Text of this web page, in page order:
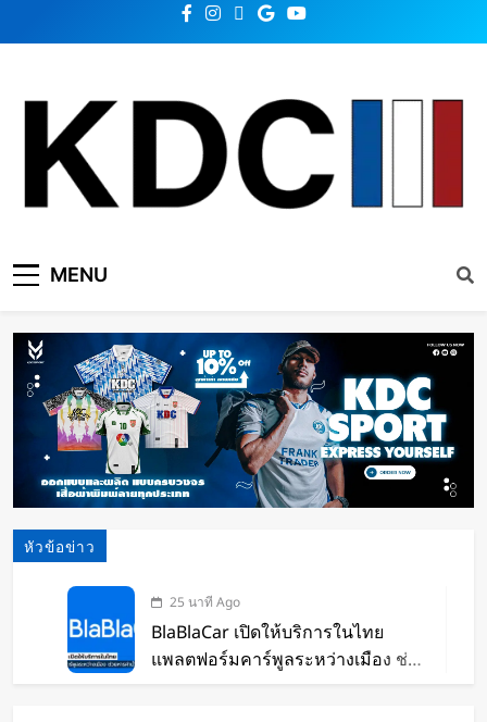
KDC SOLUTION | เคดีซี
โซลูชั่น
MENU
หัวข้อข่าว
25 นาที Ago
BlaBlaCar เปิดให้บริการในไทย
แพลตฟอร์มคาร์พูลระหว่างเมือง ช่วย